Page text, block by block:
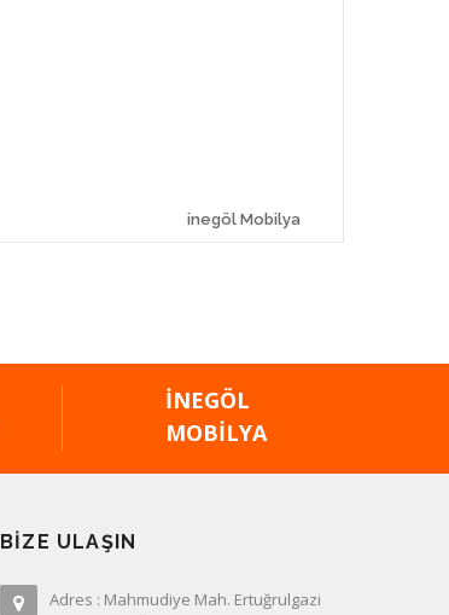
inegöl Mobilya
İNEGÖL
MOBILYA
BIZE ULAŞIN
Adres : Mahmudiye Mah. Ertuğrulgazi